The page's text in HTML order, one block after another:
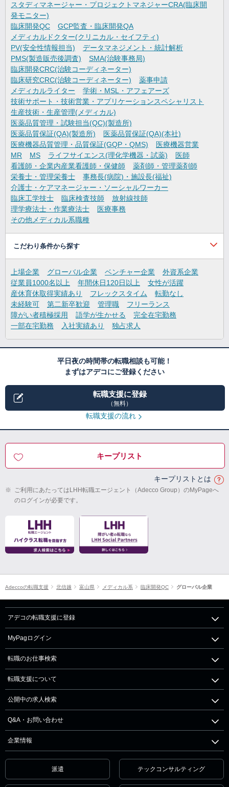
スタディマネージャー・プロジェクトマネジャーCRA(臨床開
発モニター)
臨床開発QC
GCP監査・臨床開発QA
メディカルドクター(クリニカル・セイフティ)
PV(安全性情報担当)
データマネジメント・統計解析
PMS(製造販売後調査)
SMA(治験事務局)
臨床開発CRC(治験コーディネーター)
臨床研究CRC(治験コーディネーター)
薬事申請
メディカルライター
学術・MSL・アフェアーズ
技術サポート・技術営業・アプリケーションスペシャリスト
生産技術・生産管理(メディカル)
医薬品質管理・試験担当(QC)(製造所)
医薬品質保証(QA)(製造所)
医薬品質保証(QA)(本社)
医療機器品質管理・品質保証(GQP・QMS)
医療機器営業
MR
MS ライフサイエンス(理化学機器・試薬)
医師
看護師・企業内産業看護師・保健師
薬剤師・管理薬剤師
栄養士・管理栄養士
事務長(病院)・施設長(福祉)
介護士・ケアマネージャー・ソーシャルワーカー
臨床工学技士
臨床検査技師
放射線技師
理学療法士・作業療法士
医療事務
その他メディカル系職種
こだわり条件から探す
上場企業 グローバル企業 ベンチャー企業
外資系企業
従業員1000名以上
年間休日120日以上
女性が活躍
産休育休取得実績あり
フレックスタイム
転勤なし
未経験可
第二新卒歓迎 管理職
フリーランス
障がい者積極採用
語学が生かせる
完全在宅勤務
一部在宅勤務
入社実績あり 独占求人
平日夜の時間帯の転職相談も可能！
まずはアデコにご登録ください
転職支援に登録
（無料）
転職支援の流れ
キープリスト
キープリストとは
※ ご利用にあたってはLHH転職エージェント（Adecco Group）のMyPageへ
のログインが必要です。
Adeccoの転職支援 北信越 富山県 メディカル系 臨床開発QC グローバル企業
アデコの転職支援に登録
MyPagログイン
転職のお仕事検索
転職支援について
公開中の求人検索
Q&A・お問い合わせ
企業情報
派遣 テックコンサルティング